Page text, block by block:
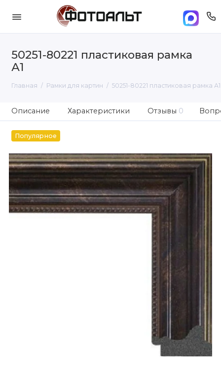
50251-80221 пластиковая рамка
А1
Главная Рамки для картин 50251-80221 пластиковая рамка А1
Описание Характеристики Отзывы 0
Популярное